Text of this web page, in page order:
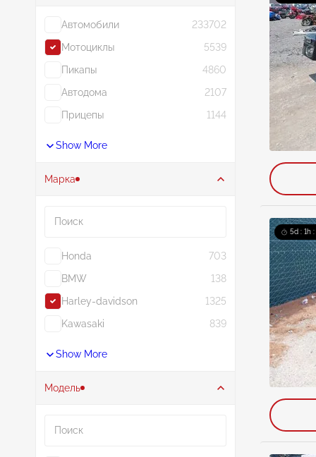
Автомобили
233702
Мотоциклы
5539
Пикапы
4860
Автодома
2107
Прицепы
1144
Show More
Марка
Honda
703
BMW
138
Harley-davidson
1325
Kawasaki
839
Show More
Модель
5d : 1h